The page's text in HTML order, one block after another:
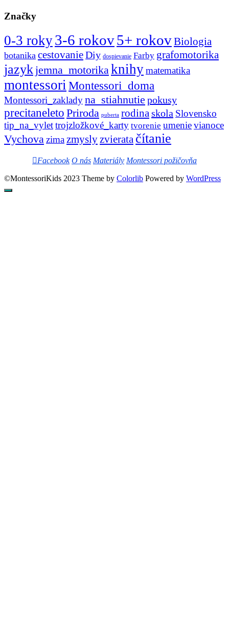
Značky
0-3 roky3-6 rokov5+ rokovBiologia
botanika cestovanieDiy dospievanie Farby grafomotorika
jazykjemna_motorika knihymatematika
montessori Montessori_doma
Montessori_zakladyna_stiahnutie pokusy
precitaneleto Priroda puberta rodina skola Slovensko
tip_na_vylettrojzložkové_karty tvorenie umenievianoce
Vychova zima zmysly zvierata čítanie
Facebook O nás Materiály Montessori požičovňa
©MontessoriKids 2023 Theme by Colorlib Powered by WordPress